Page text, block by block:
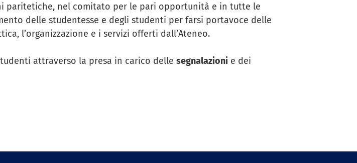
paritetiche, nel comitato per le pari opportunità e in tutte le
delle studentesse e degli studenti per farsi portavoce delle
l’organizzazione e i servizi offerti dall’Ateneo.
attraverso la presa in carico delle segnalazionie dei